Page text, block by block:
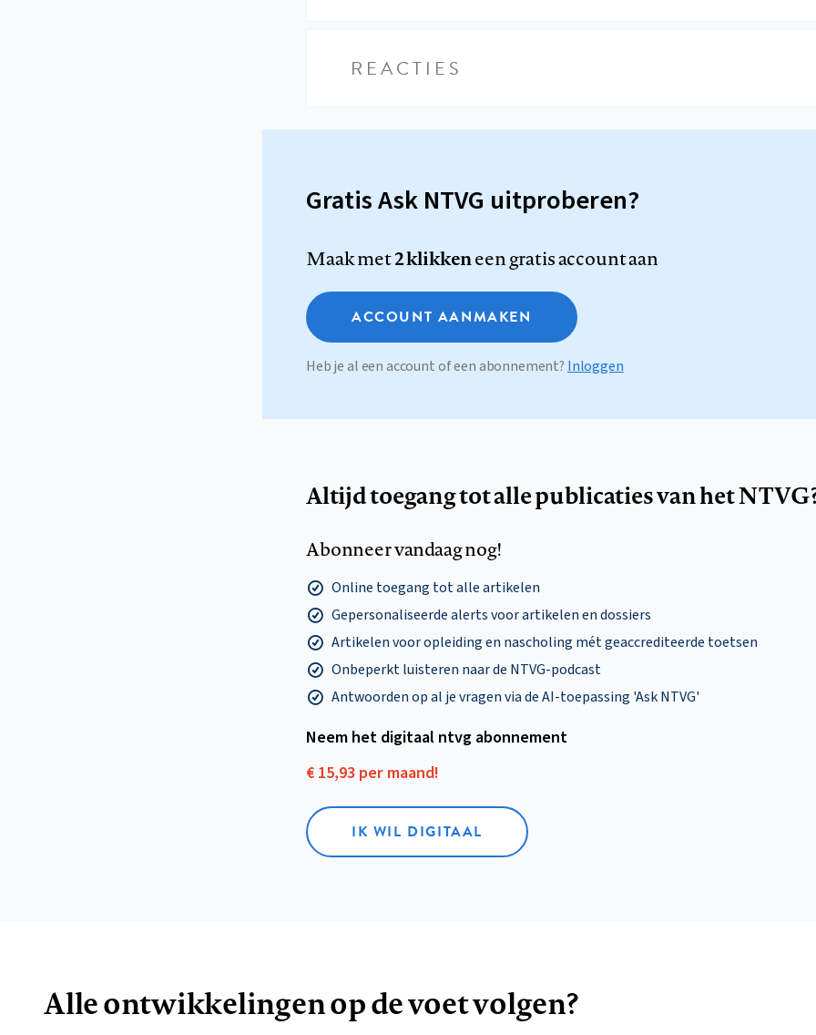
REACTIES
Gratis Ask NTVG uitproberen?
Maak met2 klikkeneen gratis account aan
ACCOUNT AANMAKEN
Heb je al een account of een abonnement? Inloggen
Altijd toegang tot alle publicaties van het
Abonneer vandaag nog!
Online toegang tot alle artikelen
Gepersonaliseerde alerts voor artikelen en dossiers
Artikelen voor opleiding en nascholing mét geaccrediteerde toetsen
Onbeperkt luisteren naar de NTVG-podcast
Antwoorden op al je vragen via de AI-toepassing 'Ask NTVG'
Neem het digitaal ntvg abonnement
€ 15,93 per maand!
IK WIL DIGITAAL
Alle ontwikkelingen op de voet volgen?